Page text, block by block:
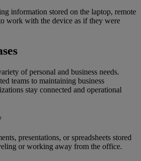
information stored on the laptop, remote
work with the device as if they were
of personal and business needs.
teams to maintaining business
stay connected and operational
presentations, or spreadsheets stored
or working away from the office.